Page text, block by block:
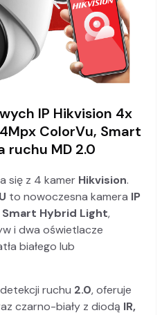
IP Hikvision 4x
ColorVu, Smart
ruchu MD 2.0
się z 4 kamer Hikvision.
to nowoczesna kamera IP
Smart Hybrid Light,
i dwa oświetlacze
białego lub
ruchu 2.0, oferuje
czarno-biały z diodą IR,